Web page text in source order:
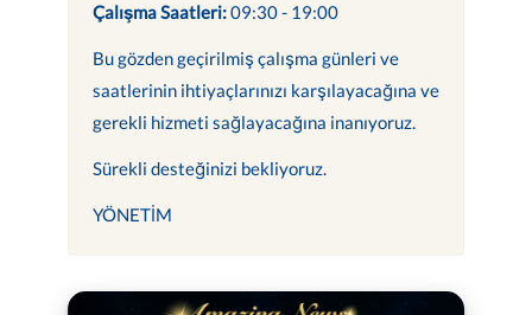
Çalışma Saatleri:09:30 - 19:00
Bu gözden geçirilmiş çalışma günleri ve
saatlerinin ihtiyaçlarınızı karşılayacağına ve
gerekli hizmeti sağlayacağına inanıyoruz.
Sürekli desteğinizi bekliyoruz.
YÖNETİM